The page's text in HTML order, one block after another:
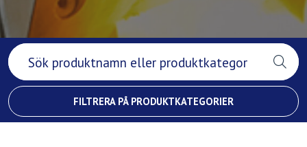
FILTRERA PÅ PRODUKTKATEGORIER